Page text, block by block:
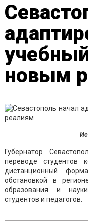
новым
Губернатор
переводе студентов
дистанционный
обстановкой в
образования и
студентов и педагогов.